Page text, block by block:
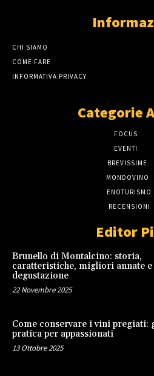
CHI SIAMO
COME FARE
INFORMATIVA PRIVACY
Categorie
FOCUS
EVENTI
BREVISSIME
MONDOVINO
ENOTURISMO
RECENSIONI
Editor
Brunello di Montalcino: storia,
caratteristiche, migliori annate
degustazione
22 Novembre 2025
Come conservare i vini pregiati:
pratica per appassionati
13 Ottobre 2025